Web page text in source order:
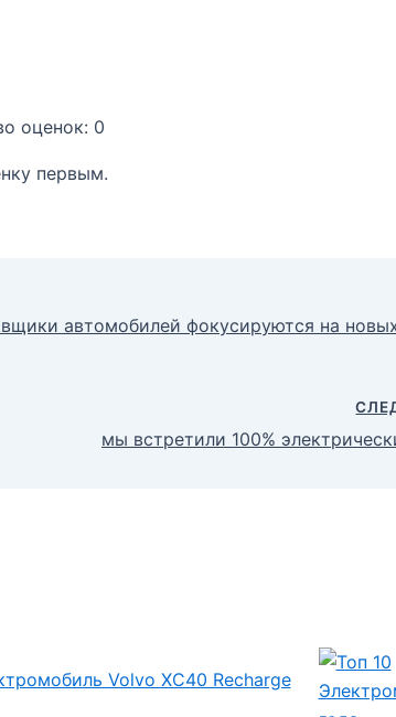
оценок: 0
первым.
автомобилей фокусируются на
мы встретили 100%